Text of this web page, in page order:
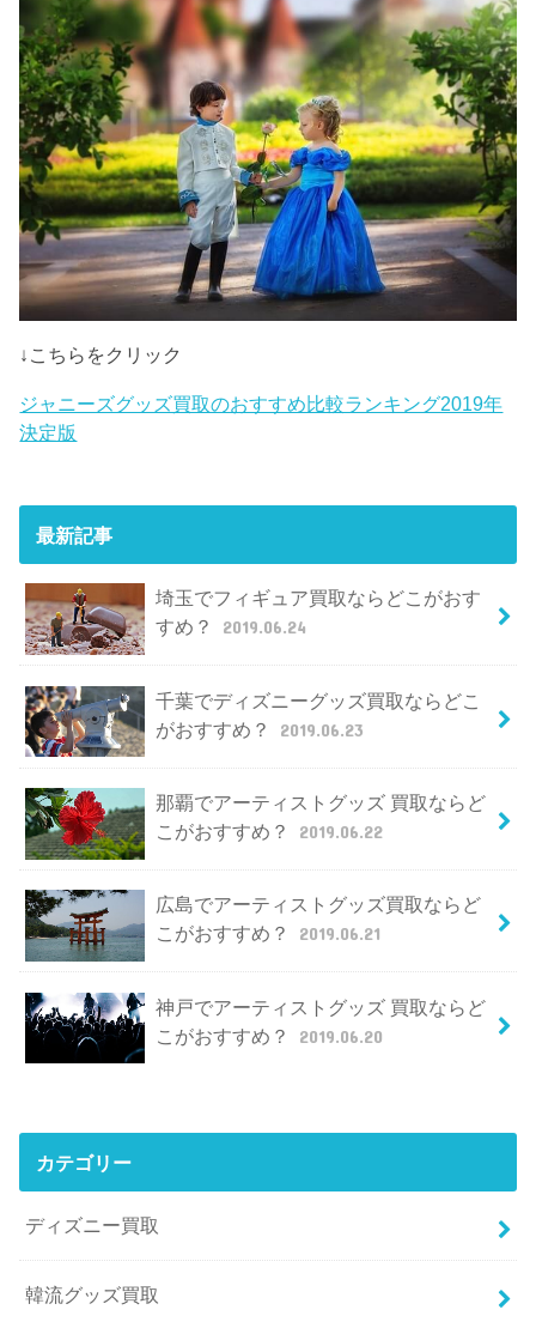
↓こちらをクリック
ジャニーズグッズ買取のおすすめ比較ランキング2019年
決定版
最新記事
埼玉でフィギュア買取ならどこがおす
すめ？
2019.06.24
千葉でディズニーグッズ買取ならどこ
がおすすめ？
2019.06.23
那覇でアーティストグッズ 買取ならど
こがおすすめ？
2019.06.22
広島でアーティストグッズ買取ならど
こがおすすめ？
2019.06.21
神戸でアーティストグッズ 買取ならど
こがおすすめ？
2019.06.20
カテゴリー
ディズニー買取
韓流グッズ買取